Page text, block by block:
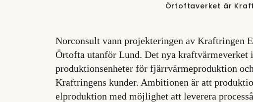
Örtoftaverket är
Norconsult vann projekteringen av Kraftringen
Örtofta utanför Lund. Det nya kraftvärmeverket
produktionsenheter för fjärrvärmeproduktion
Kraftringens kunder. Ambitionen är att
elproduktion med möjlighet att leverera